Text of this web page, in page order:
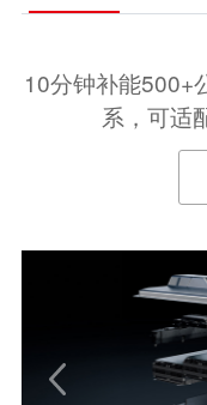
10分钟补能500+
系，可适